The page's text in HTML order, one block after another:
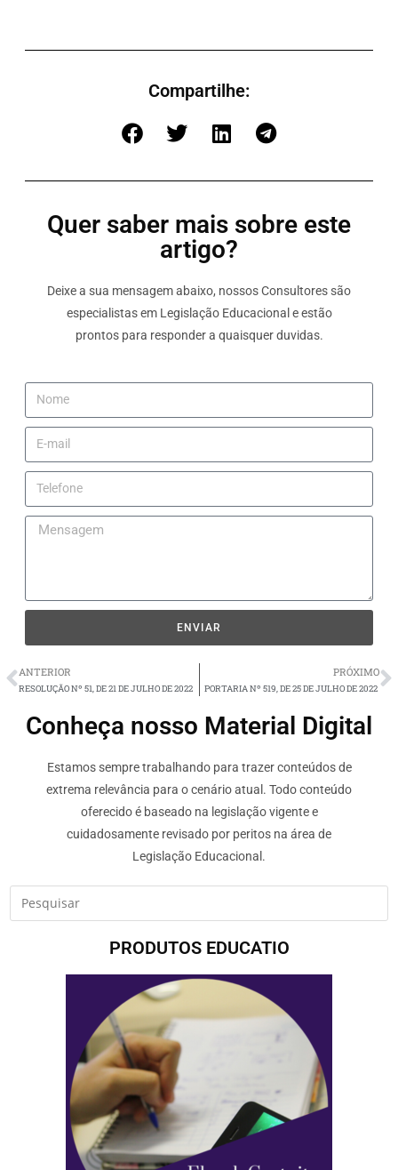
Compartilhe:
Quer saber mais sobre este
artigo?
Deixe a sua mensagem abaixo, nossos Consultores são
especialistas em Legislação Educacional e estão
prontos para responder a quaisquer duvidas.
ENVIAR
ANTERIOR
RESOLUÇÃO Nº 51, DE 21 DE JULHO DE 2022
PRÓXIMO
PORTARIA Nº 519, DE 25 DE JULHO DE 2022
Conheça nosso Material Digital
Estamos sempre trabalhando para trazer conteúdos de
extrema relevância para o cenário atual. Todo conteúdo
oferecido é baseado na legislação vigente e
cuidadosamente revisado por peritos na área de
Legislação Educacional.
PRODUTOS EDUCATIO